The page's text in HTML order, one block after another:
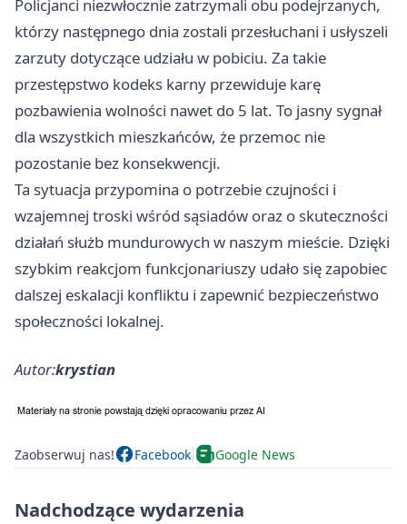
Policjanci niezwłocznie zatrzymali obu podejrzanych,
którzy następnego dnia zostali przesłuchani i usłyszeli
zarzuty dotyczące udziału w pobiciu. Za takie
przestępstwo kodeks karny przewiduje karę
pozbawienia wolności nawet do 5 lat. To jasny sygnał
dla wszystkich mieszkańców, że przemoc nie
pozostanie bez konsekwencji.
Ta sytuacja przypomina o potrzebie czujności i
wzajemnej troski wśród sąsiadów oraz o skuteczności
działań służb mundurowych w naszym mieście. Dzięki
szybkim reakcjom funkcjonariuszy udało się zapobiec
dalszej eskalacji konfliktu i zapewnić bezpieczeństwo
społeczności lokalnej.
Autor:krystian
Zaobserwuj nas! Facebook Google News
Nadchodzące wydarzenia